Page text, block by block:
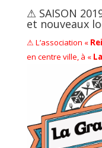
⚠ SAISON
et nouveaux
⚠ L’association «
en centre ville, à «